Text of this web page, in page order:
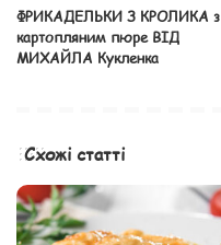
ФРИКАДЕЛЬКИ З КРОЛИКА з
картопляним пюре ВІД
МИХАЙЛА Кукленка
Схожі статті